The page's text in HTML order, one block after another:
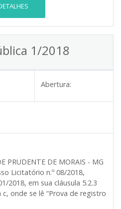
1/2018
Abertura:
PRUDENTE DE MORAIS - MG
Licitatório n.º 08/2018,
2018, em sua cláusula 5.2.3
onde se lê “Prova de registro